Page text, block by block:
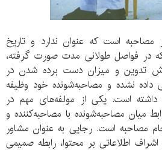
است که عنوان ندارد و تاریخ
در فواصل طولانی مدت صورت گرفته،
تدوین و میزان دست برده شدن در
داده نشده و مصاحبه‌شونده خود وظیفه
داشته است. یکی از مولفه‌های مهم در
میان مصاحبه‌شونده با مصاحبه‌کننده و
مصاحبه است. رجایی به عنوان مشاور
اطلاعاتی بر محتوا، رابطه صمیمی